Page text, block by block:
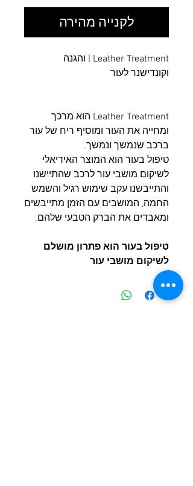
לקנייה מהירה
Leather Treatment | והגנה
וקונדישנר לעור
Leather Treatment הוא מרכך
ומחייה את העור ומוסיף ריח של עור
ברכב שנמשך ונמשך.
טיפול בעור הוא המוצר האידיאלי
לשיקום מושבי עור לרכב שהתיישנו
והתייבשנו עקב שימוש רגיל והשמש
החמה, המושבים עם הזמן מתייבשים
ומאבדים את הברק הטבעי שלהם.
טיפול בעור הוא פתרון מושלם
לשיקום מושבי עור